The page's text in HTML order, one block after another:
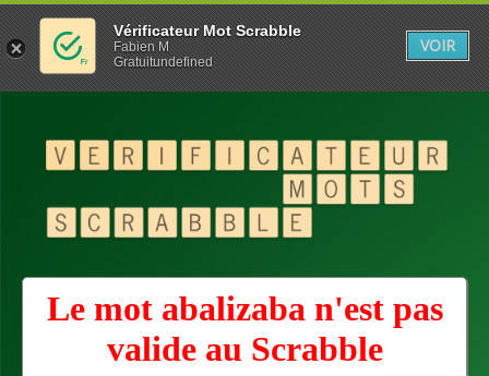
Le mot abalizaba n'est pas
valide au Scrabble
Vérificateur Mot Scrabble
Fabien M
Gratuitundefined
VOIR